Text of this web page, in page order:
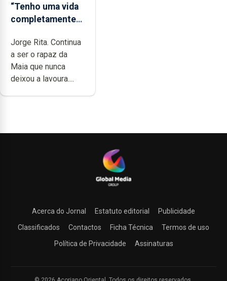
“Tenho uma vida
completamente
dedicação, gosto
e muita paixão”
Jorge Rita. Continua
a ser o rapaz da
Maia que nunca
deixou a lavoura....
Acerca do Jornal Estatuto editorial
Publicidade
Classificados
Contactos Ficha Técnica
Termos de uso
Política de Privacidade
Assinaturas